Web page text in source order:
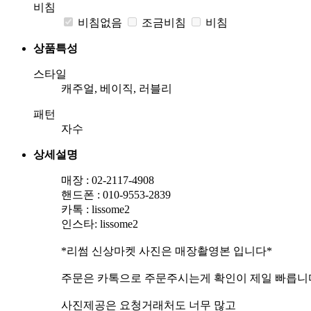
비침
비침없음
조금비침 비침
상품특성
스타일
캐주얼, 베이직, 러블리
패턴
자수
상세설명
매장 : 02-2117-4908
핸드폰 : 010-9553-2839
카톡 : lissome2
인스타: lissome2
*리썸 신상마켓 사진은 매장촬영본 입니다*
주문은 카톡으로 주문주시는게 확인이 제일 빠릅니
사진제공은 요청거래처도 너무 많고